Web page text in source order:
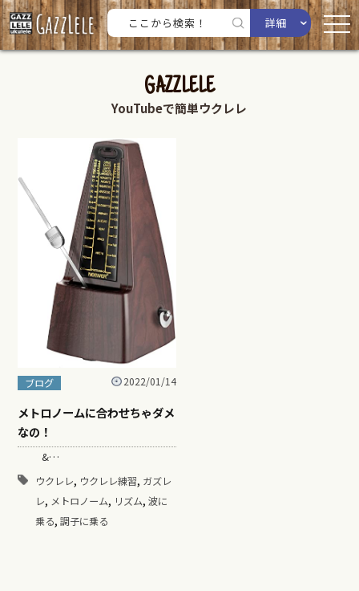
詳細
GAZZLELE
YouTubeで簡単ウクレレ
ブログ 2022/01/14
メトロノームに合わせちゃダメ
なの！
&…
ウクレレ, ウクレレ練習, ガズレ
レ, メトロノーム, リズム, 波に
乗る, 調子に乗る